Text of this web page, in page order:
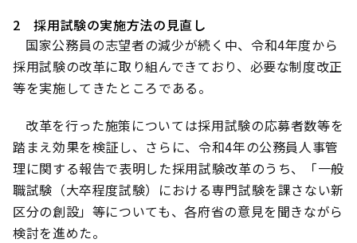
2 採用試験の実施方法の見直し
国家公務員の志望者の減少が続く中、令和4年度から
採用試験の改革に取り組んできており、必要な制度改正
等を実施してきたところである。
改革を行った施策については採用試験の応募者数等を
踏まえ効果を検証し、さらに、令和4年の公務員人事管
理に関する報告で表明した採用試験改革のうち、「一般
職試験（大卒程度試験）における専門試験を課さない新
区分の創設」等についても、各府省の意見を聞きながら
検討を進めた。